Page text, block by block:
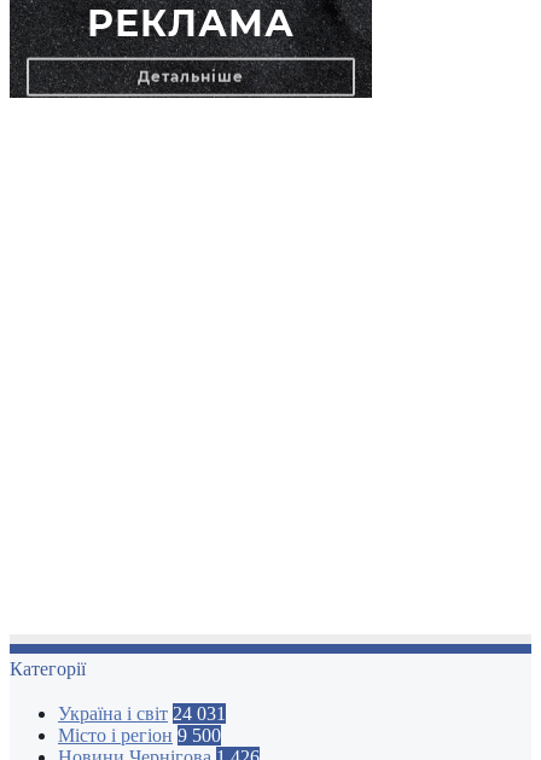
Категорії
Україна і світ 24 031
Місто і регіон 9 500